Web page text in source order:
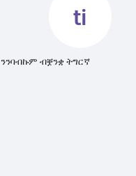
ti
ንንባብኩም ብቛንቋ ትግርኛ